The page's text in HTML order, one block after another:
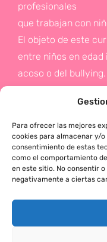
Para ofrecer las mejores
cookies para almacenar y/
consentimiento de estas
como el comportamiento
en este sitio. No consentir
negativamente a ciertas
profesionales
que trabajan con
El objeto de este
entre niños en
acoso o del
de la prevención a
en etapas
Si deseas más
haz click en este